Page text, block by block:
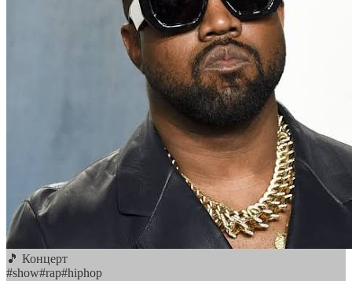
🎵 Концерт
#show#rap#hiphop